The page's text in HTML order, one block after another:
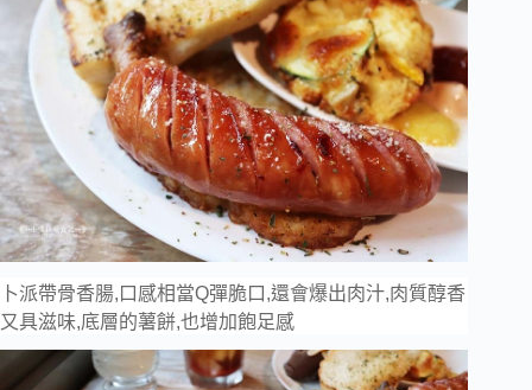
卜派帶骨香腸,口感相當Q彈脆口,還會爆出肉汁,肉質醇香
又具滋味,底層的薯餅,也增加飽足感